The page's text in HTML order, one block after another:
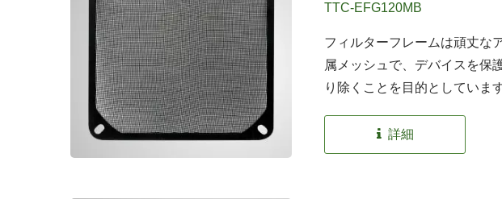
TTC-EFG120MB
フィルターフレームは頑丈な
属メッシュで、デバイスを保
り除くことを目的としていま
詳細